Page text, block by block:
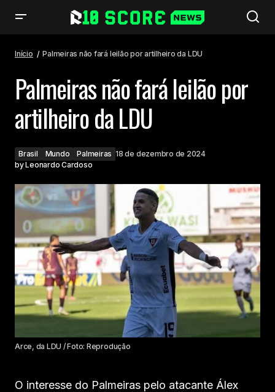
Início Palmeiras não fará leilão por artilheiro da LDU
Palmeiras não fará leilão por
artilheiro da LDU
Brasil Mundo Palmeiras 18 de dezembro de 2024
byLeonardo Cardoso
Arce, da LDU / Foto: Reprodução
O interesse do Palmeiras pelo atacante Álex